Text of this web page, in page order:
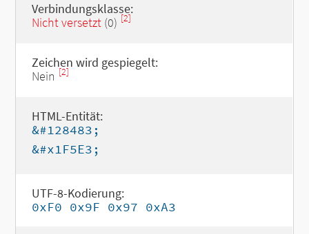
Verbindungsklasse:
Nicht versetzt(0) [2]
Zeichen wird gespiegelt:
Nein [2]
HTML-Entität:
&#128483;
&#x1F5E3;
UTF-8-Kodierung:
0xF0 0x9F 0x97 0xA3